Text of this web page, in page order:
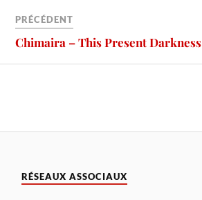
PRÉCÉDENT
Chimaira – This Present Darkness
RÉSEAUX ASSOCIAUX